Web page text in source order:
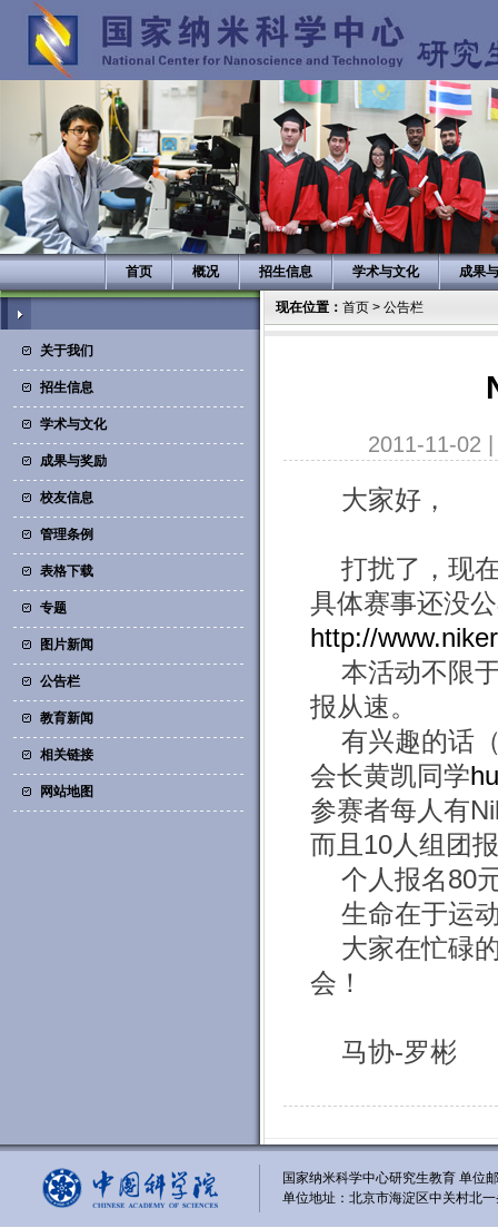
首页 概况 招生信息 学术与文化 成果
关于我们
招生信息
学术与文化
成果与奖励
校友信息
管理条例
表格下载
专题
图片新闻
公告栏
教育新闻
相关链接
网站地图
现在位置： 首页 > 公告栏
2011-11-02
大家好，
打扰了，现
具体赛事还没
http://
本活动不限
报从速。
有兴趣的话
会长黄凯同学
参赛者每人有
而且10人组团
个人报名80
生命在于运
大家在忙碌
会！
马协-罗彬
国家纳米科学中心研究生教育 单位
单位地址：北京市海淀区中关村北